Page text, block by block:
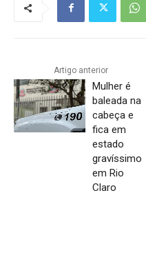
Artigo anterior
Mulher é
baleada na
cabeça e
fica em
estado
gravíssimo
em Rio
Claro